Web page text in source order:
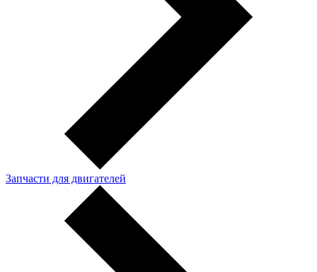
Запчасти для двигателей